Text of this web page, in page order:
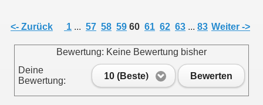
<- Zurück 1 ... 57 58 59 60 61 62 63 ... 83 Weiter ->
Bewertung: Keine Bewertung bisher
Deine
Bewertung:
10 (Beste) Bewerten